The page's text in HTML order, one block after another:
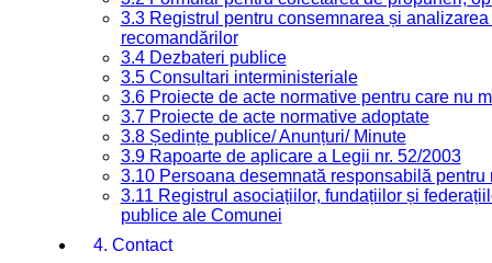
3.3 Registrul pentru consemnarea și
recomandărilor
3.4 Dezbateri publice
3.5 Consultari interministeriale
3.6 Proiecte de acte normative pentru care nu
3.7 Proiecte de acte normative adoptate
3.8 Ședințe publice/ Anunțuri/ Minute
3.9 Rapoarte de aplicare a Legii nr. 52/2003
3.10 Persoana desemnată responsabilă
3.11 Registrul asociațiilor, fundațiilor și
publice ale Comunei
4. Contact